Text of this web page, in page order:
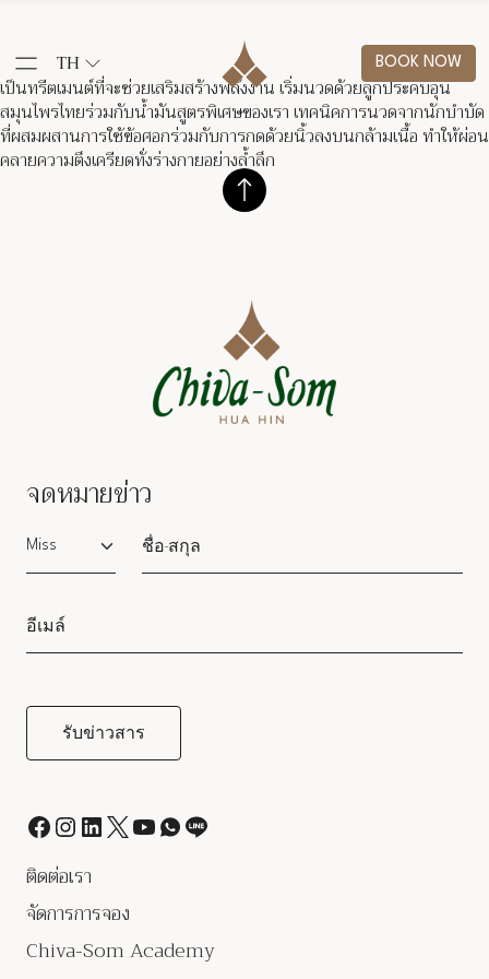
TH BOOK NOW
เป็นทรีตเมนต์ที่จะช่วยเสริมสร้างพลังงาน เริ่มนวดด้วยลูกประคบอุ่น
สมุนไพรไทยร่วมกับน้ำมันสูตรพิเศษของเรา เทคนิคการนวดจากนักบำบัด
ที่ผสมผสานการใช้ข้อศอกร่วมกับการกดด้วยนิ้วลงบนกล้ามเนื้อ ทำให้ผ่อน
คลายความตึงเครียดทั่งร่างกายอย่างล้ำลึก
ติดต่อเรา
จัดการการจอง
Chiva-Som Academy
จดหมายข่าว
Salutation